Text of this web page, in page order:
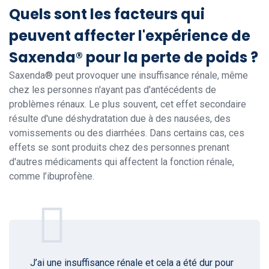
Quels sont les facteurs qui
peuvent affecter l'expérience de
Saxenda® pour la perte de poids ?
Saxenda® peut provoquer une insuffisance rénale, même
chez les personnes n'ayant pas d'antécédents de
problèmes rénaux. Le plus souvent, cet effet secondaire
résulte d'une déshydratation due à des nausées, des
vomissements ou des diarrhées. Dans certains cas, ces
effets se sont produits chez des personnes prenant
d'autres médicaments qui affectent la fonction rénale,
comme l’ibuprofène.
J’ai une insuffisance rénale et cela a été dur pour